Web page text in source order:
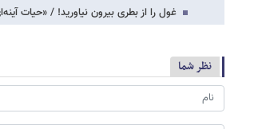
غول را از بطری بیرون نیاورید! / «حیات
نظر شما